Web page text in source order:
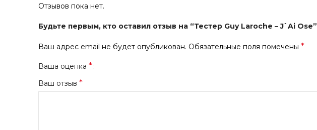
Отзывов пока нет.
Будьте первым, кто оставил отзыв на “Тестер Guy Laroche – J`Ai Ose”
Ваш адрес email не будет опубликован. Обязательные поля помечены *
Ваша оценка *
Ваш отзыв *